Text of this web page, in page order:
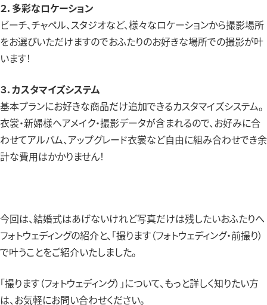
２．多彩なロケーション
ビーチ、チャペル、スタジオなど、様々なロケーションから撮影場所
をお選びいただけますのでおふたりのお好きな場所での撮影が叶
います！
３．カスタマイズシステム
基本プランにお好きな商品だけ追加できるカスタマイズシステム。
衣裳・新婦様ヘアメイク・撮影データが含まれるので、お好みに合
わせてアルバム、アップグレード衣裳など自由に組み合わせでき余
計な費用はかかりません！
今回は、結婚式はあげないけれど写真だけは残したいおふたりへ
フォトウェディングの紹介と、「撮ります（フォトウェディング・前撮り）
で叶うことをご紹介いたしました。
「撮ります（フォトウェディング）」について、もっと詳しく知りたい方
は、お気軽にお問い合わせください。